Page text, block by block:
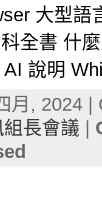
大型語
全書 什
AI 說明
月, 2024
長會議 |